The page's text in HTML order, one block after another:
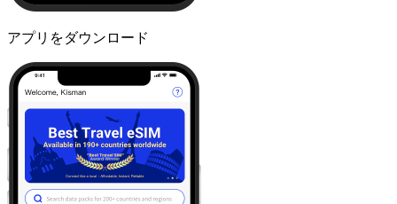
アプリをダウンロード